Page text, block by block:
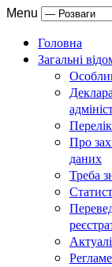
Menu
Головна
Загальні
Про
даних
Треба